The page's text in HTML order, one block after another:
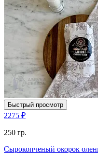
Быстрый просмотр
2275 ₽
250 гр.
Сырокопченый окорок